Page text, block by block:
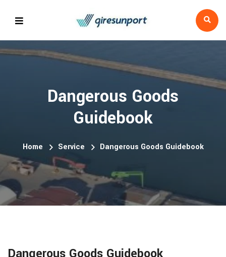
Dangerous Goods
Guidebook
Home Service Dangerous Goods Guidebook